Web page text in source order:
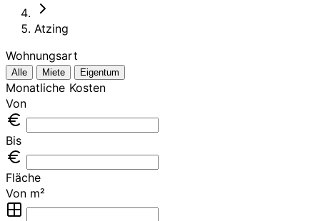
Atzing
Wohnungsart
Alle Miete Eigentum
Monatliche Kosten
Von
Bis
Fläche
Von m²